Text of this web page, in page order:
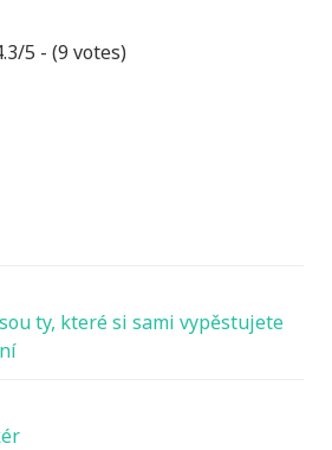
5 - (9 votes)
ty, které si sami vypěstujete